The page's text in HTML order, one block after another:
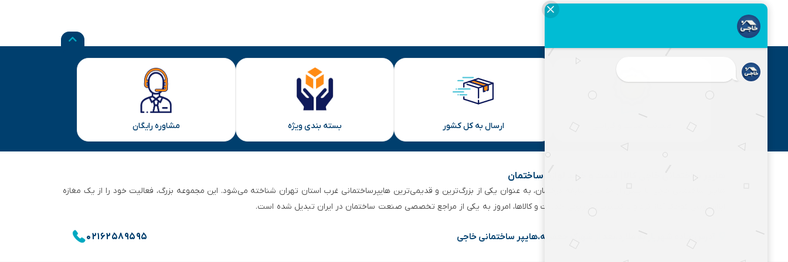
ارسال به کل کشور بسته بندی ویژه مشاوره رایگان
هایپر ساختمانی خاجی‌ کالا | قیمت و خرید لوازم ساختمان
هایپر ساختمانی خاجی‌ با بیش از ۵۰ سال سابقه‌ درخشان، به عنوان یکی از بزرگ‌ترین و قدیمی‌ترین هایپرساختمانی‌ غرب استان تهران شناخته می‌شود. این مجموعه بزرگ، فعالیت خود را از یک مغازه
ابزارفروشی کوچک آغاز کرد و با گسترش تدریجی خدمات و کالاها، امروز به یکی از مراجع تخصصی صنعت ساختمان در ایران تبدیل شده است.
آدرس:جاده شهریار به ملارد،بعد از شهرک جعفریه،هایپر ساختمانی خاجی ۰۲۱۶۲۵۸۹۵۹۵